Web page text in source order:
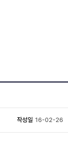
작성일 16-02-26